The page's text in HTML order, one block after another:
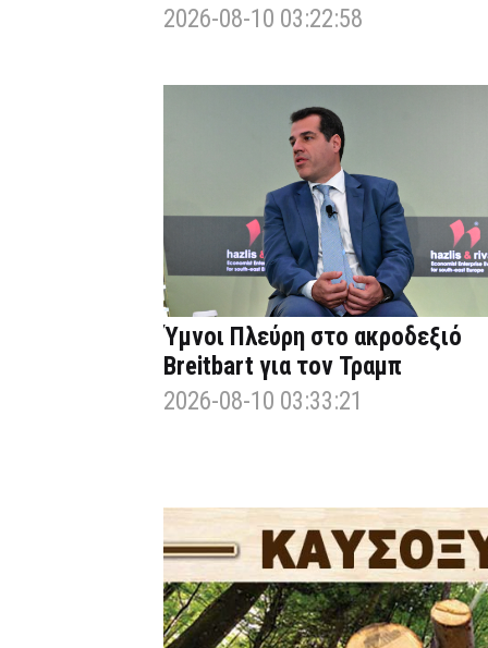
2026-08-10 03:22:58
Ύμνοι Πλεύρη στο ακροδεξιό
Breitbart για τον Τραμπ
2026-08-10 03:33:21